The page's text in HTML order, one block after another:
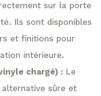
sur la porte
Ils sont disponibles
et finitions pour
intérieure.
chargé) : Le
sûre et